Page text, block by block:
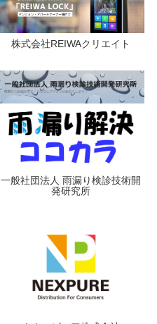
株式会社REIWAクリエイト
一般社団法人 雨漏り検診技術開
発研究所